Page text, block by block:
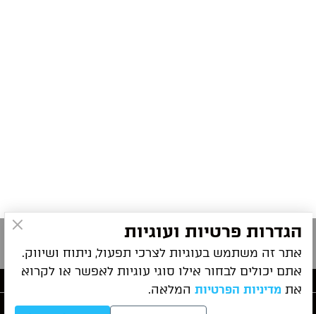
פרטי התקשרות
הגדרות פרטיות ועוגיות
אתר זה משתמש בעוגיות לצרכי תפעול, ניתוח ושיווק.
אתם יכולים לבחור אילו סוגי עוגיות לאפשר או לקרוא
את מדיניות הפרטיות המלאה.